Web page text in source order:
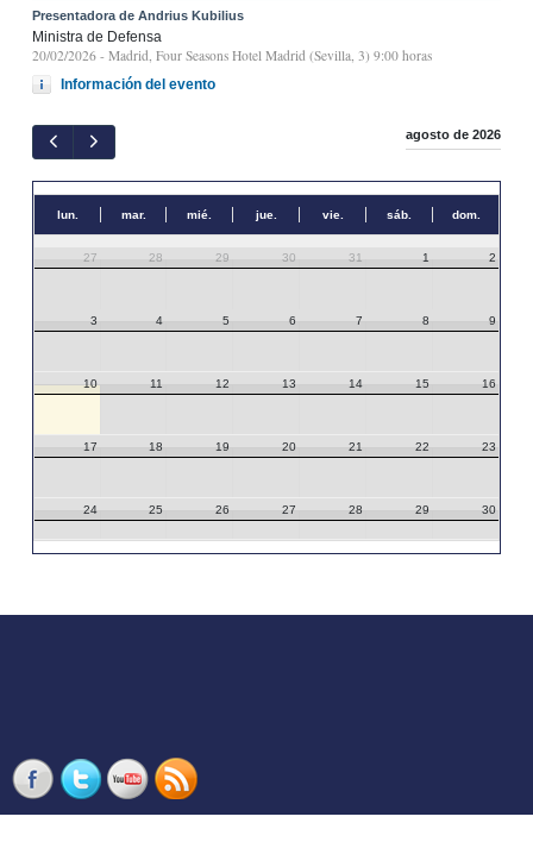
Presentadora de Andrius Kubilius
Ministra de Defensa
20/02/2026 - Madrid, Four Seasons Hotel Madrid (Sevilla, 3) 9:00 horas
Información del evento
agosto de 2026
lun. mar. mié. jue. vie. sáb. dom.
27 28 29 30 31 1 2
3 4 5 6 7 8 9
10 11 12 13 14 15 16
17 18 19 20 21 22 23
24 25 26 27 28 29 30